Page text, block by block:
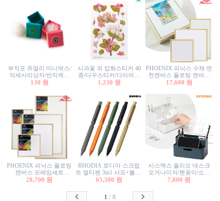
부직포 쥬얼리 미니박스/
악세사리상자/반지케이
스/반지상자/귀걸이상자/
130 원
사과꽃 외 압화스티커 40
종/다꾸스티커/다이어리
꾸미기/꽃스티커/자연물
1,230 원
PHOENIX 피닉스 수채 면
천캔버스 플로팅 캔버스
프레임세트 30x30cm/액자
17,600 원
PHOENIX 피닉스 플로팅
캔버스 프레임세트
50x50cm/액자캔버스/인테
28,700 원
RHODIA 로디아 스크립
트 멀티펜 3in1 샤프+볼펜/
무광택 알루미늄 육각배
65,300 원
시스맥스 올리오 데스크
오거나이저/펜꽂이/소품
꽂이/소품함/정리함/수납
7,800 원
1 / 8